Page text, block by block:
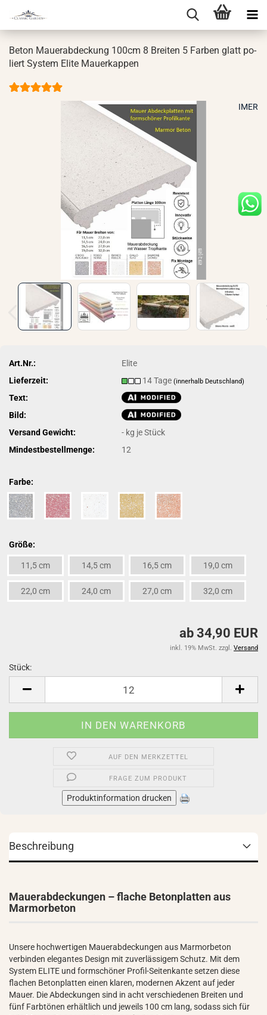
Beton Mau­er­ab­de­ckung 100cm 8 Brei­ten 5 Far­ben glatt po­
liert Sys­tem Elite Mau­er­kap­pen
IMER
Art.Nr.:
Elite
Lieferzeit:
14 Tage(innerhalb Deutschland)
Text:
Bild:
Versand Gewicht:
- kg je Stück
Mindestbestellmenge:
12
Farbe:
Größe:
11,5 cm 14,5 cm 16,5 cm 19,0 cm
22,0 cm 24,0 cm 27,0 cm 32,0 cm
ab 34,90 EUR
inkl. 19% MwSt. zzgl. Versand
Stück:
AUF DEN MERKZETTEL
FRAGE ZUM PRODUKT
Produktinformation drucken
Beschreibung
Mauerabdeckungen – flache Betonplatten aus
Marmorbeton
Unsere hochwertigen Mauerabdeckungen aus Marmorbeton
verbinden elegantes Design mit zuverlässigem Schutz. Mit dem
System ELITE und formschöner Profil-Seitenkante setzen diese
flachen Betonplatten einen klaren, modernen Akzent auf jeder
Mauer. Die Abdeckungen sind in acht verschiedenen Breiten und
fünf Farbtönen erhältlich und jeweils 100 cm lang, sodass sich für